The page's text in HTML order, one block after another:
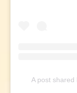
A post